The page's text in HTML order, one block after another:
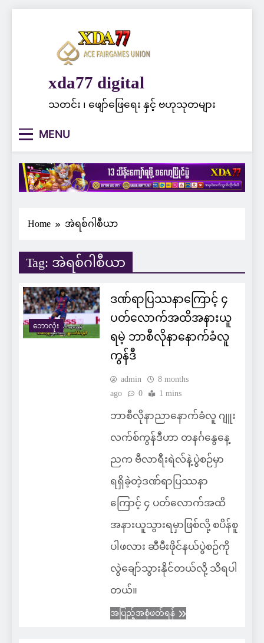
xda77 digital
သတင်း ၊ ဖျော်ဖြေရေး နှင့် ဗဟုသုတများ
MENU
Home အဲရစ်ဂါစီယာ
Tag: အဲရစ်ဂါစီယာ
ဘောလုံး
ဒဏ်ရာပြဿနာကြောင့် ၄
ပတ်လောက်အထိအနားယူ
ရမဲ့ ဘာစီလိုနာနောက်ခံလူ
ကွန်ဒီ
admin
8 months
ago
0 1 mins
ဘာစီလိုနာညာနောက်ခံလူ ဂျူး
လက်စ်ကွန်ဒီဟာ တနင်္ဂနွေ‌နေ့
ညက ဗီလာရီးရဲလ်နဲ့ပွဲစဉ်မှာ
ရရှိခဲ့တဲ့ဒဏ်ရာပြဿနာ
ကြောင့် ၄ ပတ်လောက်အထိ
အနားယူသွားရမှာဖြစ်လို့ စပိန်စူ
ပါဖလား ဆီမီးဖိုင်နယ်ပွဲစဉ်ကို
လွဲချော်သွားနိုင်တယ်လို့ သိရပါ
တယ်။
အပြည့်အစုံဖတ်ရန်